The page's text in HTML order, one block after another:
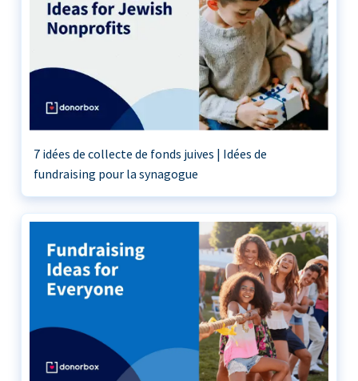
7 idées de collecte de fonds juives | Idées de
fundraising pour la synagogue